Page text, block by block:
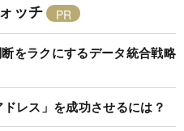
ッチ
をラクにするデータ統合戦略
レス」を成功させるには？